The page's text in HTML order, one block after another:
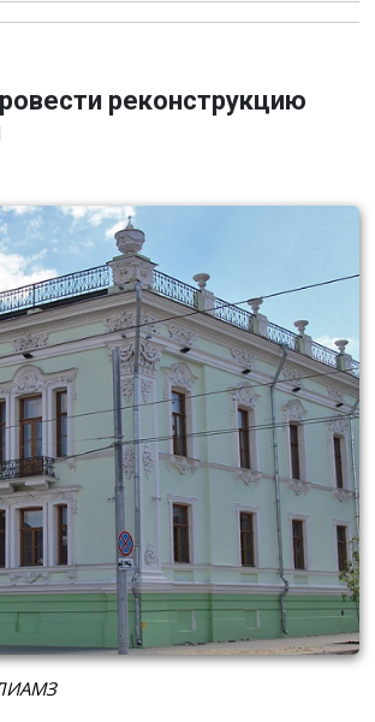
реконструкцию